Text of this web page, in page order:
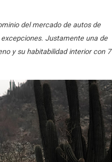
del mercado de autos de
Justamente una de
y su habitabilidad interior con 7